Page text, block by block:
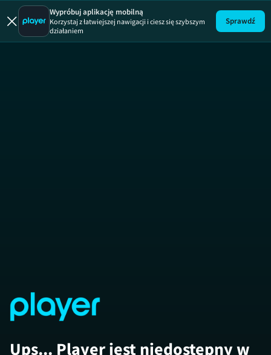
Wypróbuj aplikację mobilną
Korzystaj z łatwiejszej nawigacji i ciesz się szybszym
działaniem
Sprawdź
Ups... Player jest niedostępny w